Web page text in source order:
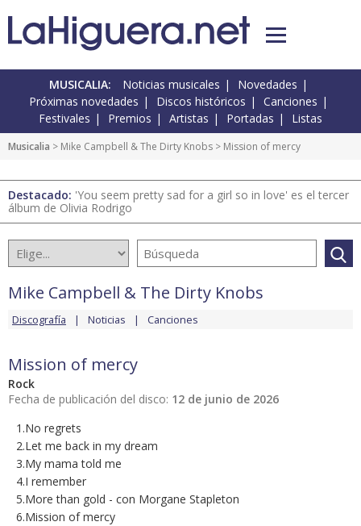
MUSICALIA: Noticias musicales
Novedades
Próximas novedades
Discos históricos
Canciones
Festivales
Premios Artistas Portadas Listas
Musicalia > Mike Campbell & The Dirty Knobs > Mission of mercy
Destacado: 'You seem pretty sad for a girl so in love' es el tercer
álbum de Olivia Rodrigo
Mike Campbell & The Dirty Knobs
Discografía Noticias Canciones
Mission of mercy
Rock
Fecha de publicación del disco: 12 de junio de 2026
1.No regrets
2.Let me back in my dream
3.My mama told me
4.I remember
5.More than gold - con Morgane Stapleton
6.Mission of mercy